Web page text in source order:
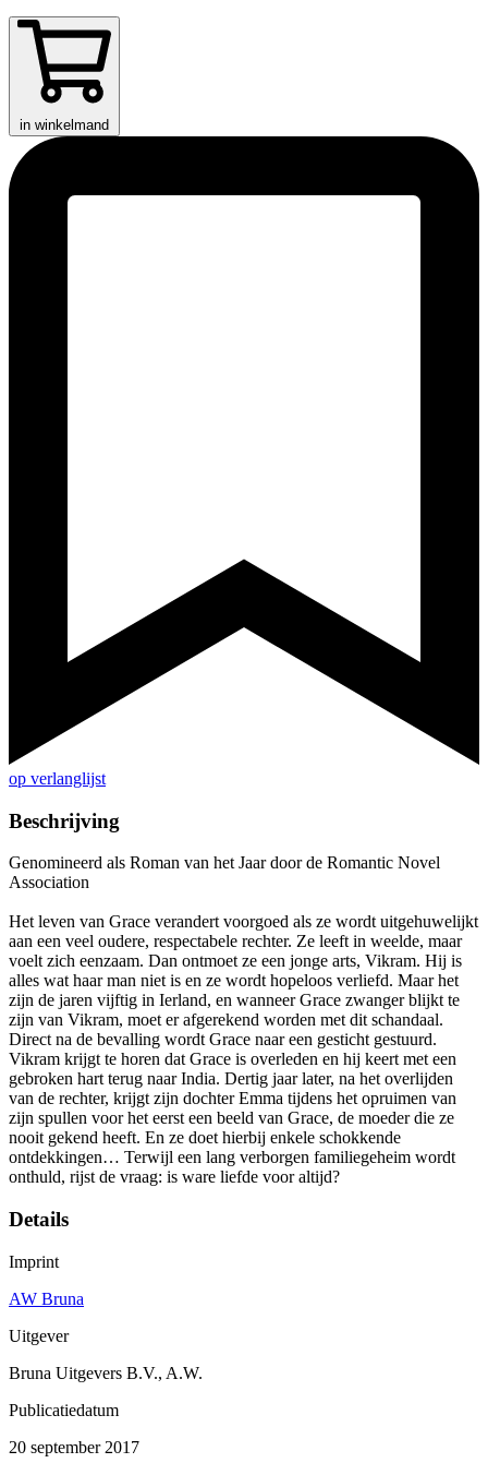
in winkelmand
op verlanglijst
Beschrijving
Genomineerd als Roman van het Jaar door de Romantic Novel
Association
Het leven van Grace verandert voorgoed als ze wordt uitgehuwelijkt
aan een veel oudere, respectabele rechter. Ze leeft in weelde, maar
voelt zich eenzaam. Dan ontmoet ze een jonge arts, Vikram. Hij is
alles wat haar man niet is en ze wordt hopeloos verliefd. Maar het
zijn de jaren vijftig in Ierland, en wanneer Grace zwanger blijkt te
zijn van Vikram, moet er afgerekend worden met dit schandaal.
Direct na de bevalling wordt Grace naar een gesticht gestuurd.
Vikram krijgt te horen dat Grace is overleden en hij keert met een
gebroken hart terug naar India. Dertig jaar later, na het overlijden
van de rechter, krijgt zijn dochter Emma tijdens het opruimen van
zijn spullen voor het eerst een beeld van Grace, de moeder die ze
nooit gekend heeft. En ze doet hierbij enkele schokkende
ontdekkingen… Terwijl een lang verborgen familiegeheim wordt
onthuld, rijst de vraag: is ware liefde voor altijd?
Details
Imprint
AW Bruna
Uitgever
Bruna Uitgevers B.V., A.W.
Publicatiedatum
20 september 2017